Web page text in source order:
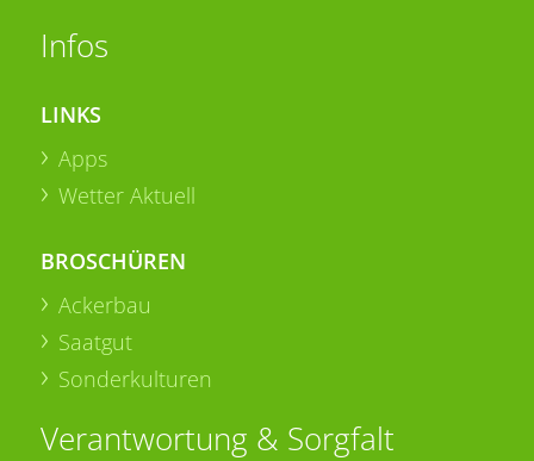
Infos
LINKS
Apps
Wetter Aktuell
BROSCHÜREN
Ackerbau
Saatgut
Sonderkulturen
Verantwortung & Sorgfalt